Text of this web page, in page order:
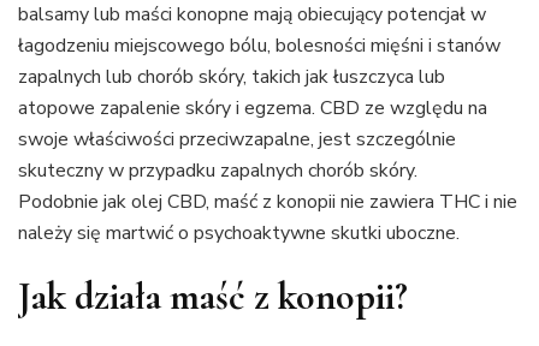
balsamy lub maści konopne mają obiecujący potencjał w
łagodzeniu miejscowego bólu, bolesności mięśni i stanów
zapalnych lub chorób skóry, takich jak łuszczyca lub
atopowe zapalenie skóry i egzema. CBD ze względu na
swoje właściwości przeciwzapalne, jest szczególnie
skuteczny w przypadku zapalnych chorób skóry.
Podobnie jak olej CBD, maść z konopii nie zawiera THC i nie
należy się martwić o psychoaktywne skutki uboczne.
Jak działa maść z konopii?